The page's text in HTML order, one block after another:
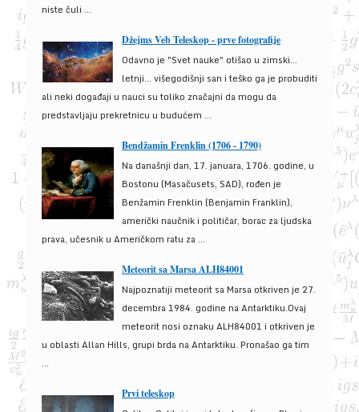
niste čuli ...
Džejms Veb Teleskop - prve fotografije
Odavno je "Svet nauke" otišao u zimski...
letnji... višegodišnji san i teško ga je probuditi
ali neki događaji u nauci su toliko značajni da mogu da
predstavljaju prekretnicu u budućem ...
Bendžamin Frenklin (1706 - 1790)
Na današnji dan, 17. januara, 1706. godine, u
Bostonu (Masačusets, SAD), rođen je
Benžamin Frenklin (Benjamin Franklin),
američki naučnik i političar, borac za ljudska
prava, učesnik u Američkom ratu za ...
Meteorit sa Marsa ALH84001
Najpoznatiji meteorit sa Marsa otkriven je 27.
decembra 1984. godine na Antarktiku.Ovaj
meteorit nosi oznaku ALH84001 i otkriven je
u oblasti Allan Hills, grupi brda na Antarktiku. Pronašao ga tim
...
Prvi teleskop